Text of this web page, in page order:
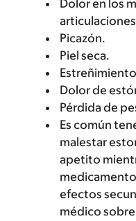
Dolor en los
Picazón.
Piel seca.
Dolor de
Pérdida de
Es común
malestar
apetito
efectos
médico